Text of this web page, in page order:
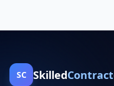
SC Skilled